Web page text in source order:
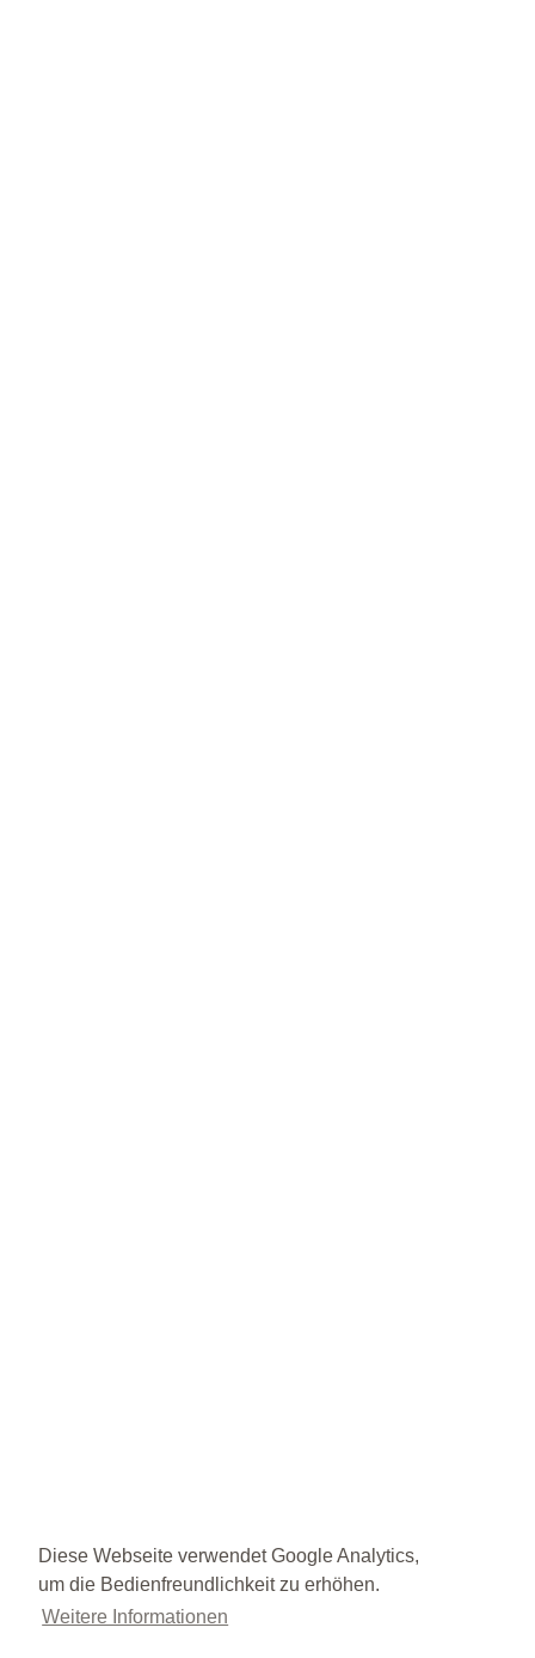
Diese Webseite verwendet Google Analytics,
um die Bedienfreundlichkeit zu erhöhen.
Weitere Informationen